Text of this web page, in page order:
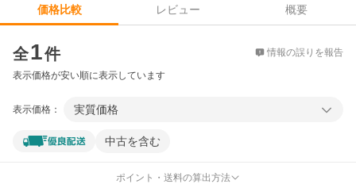
価格比較 レビュー
概要
全1件 情報の誤りを報告
表示価格が安い順に表示しています
表示価格： 実質価格
中古を含む
ポイント・送料の算出方法